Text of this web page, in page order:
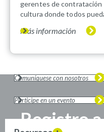
gerentes de contratación
cultura donde todos
Más información
Registro
Comuníquese con nosotros
Participe en un evento